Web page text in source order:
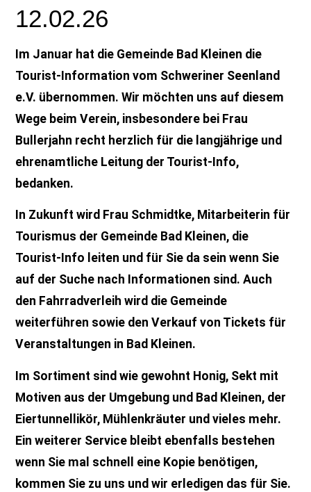
12.02.26
Im Januar hat die Gemeinde Bad Kleinen die
Tourist-Information vom Schweriner Seenland
e.V. übernommen. Wir möchten uns auf diesem
Wege beim Verein, insbesondere bei Frau
Bullerjahn recht herzlich für die langjährige und
ehrenamtliche Leitung der Tourist-Info,
bedanken.
In Zukunft wird Frau Schmidtke, Mitarbeiterin für
Tourismus der Gemeinde Bad Kleinen, die
Tourist-Info leiten und für Sie da sein wenn Sie
auf der Suche nach Informationen sind. Auch
den Fahrradverleih wird die Gemeinde
weiterführen sowie den Verkauf von Tickets für
Veranstaltungen in Bad Kleinen.
Im Sortiment sind wie gewohnt Honig, Sekt mit
Motiven aus der Umgebung und Bad Kleinen, der
Eiertunnellikör, Mühlenkräuter und vieles mehr.
Ein weiterer Service bleibt ebenfalls bestehen
wenn Sie mal schnell eine Kopie benötigen,
kommen Sie zu uns und wir erledigen das für Sie.